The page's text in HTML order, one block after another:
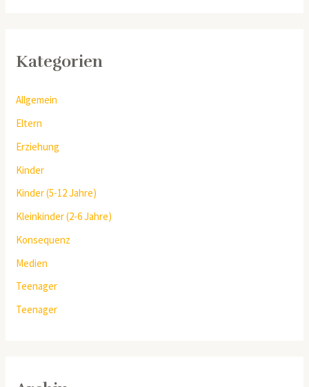
Kategorien
Allgemein
Eltern
Erziehung
Kinder
Kinder (5-12 Jahre)
Kleinkinder (2-6 Jahre)
Konsequenz
Medien
Teenager
Teenager